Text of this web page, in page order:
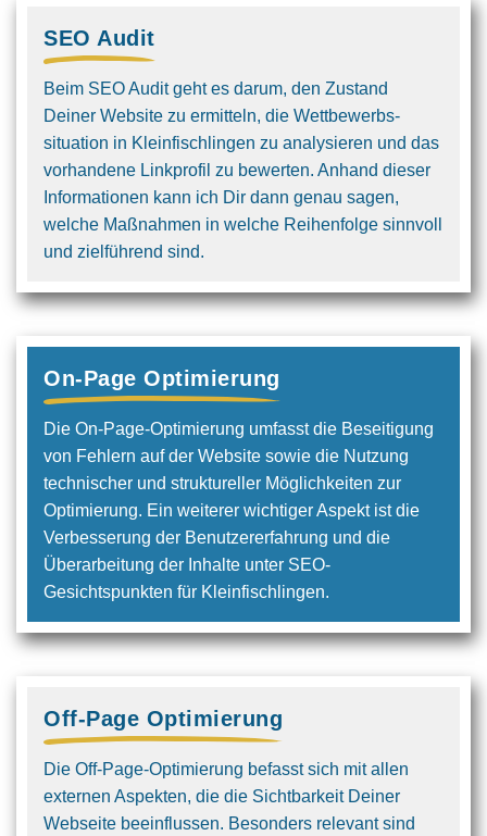
SEO Audit
Beim SEO Audit geht es darum, den Zustand
Deiner Website zu ermitteln, die Wettbewerbs­
situation in Kleinfischlingen zu analysieren und das
vorhandene Linkprofil zu bewerten. Anhand dieser
Informationen kann ich Dir dann genau sagen,
welche Maßnahmen in welche Reihenfolge sinnvoll
und ziel­führend sind.
On-Page Optimierung
Die On-Page-Optimierung umfasst die Beseitigung
von Fehlern auf der Website sowie die Nutzung
technischer und struktureller Möglichkeiten zur
Optimier­ung. Ein weiterer wichtiger Aspekt ist die
Verbesserung der Benutzer­erfahrung und die
Überarbeitung der Inhalte unter SEO-
Gesichtspunkten für Kleinfischlingen.
Off-Page Optimierung
Die Off-Page-Optimierung befasst sich mit allen
externen Aspekten, die die Sichtbarkeit Deiner
Webseite beeinflussen. Besonders relevant sind